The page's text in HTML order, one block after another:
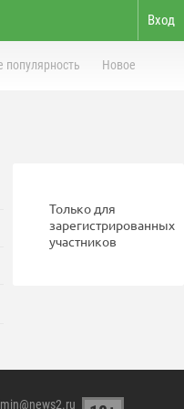
Вход
Новое
Только для
зарегистрированных
участников